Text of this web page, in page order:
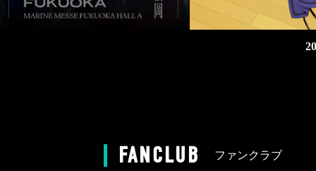
FANCLUB ファンクラブ